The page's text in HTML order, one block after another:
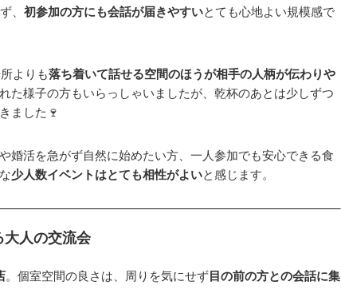
、 初参加の方にも会話が届きやすいとても心地よい規模感で
よりも落ち着いて話せる空間のほうが相手の人柄が伝わりや
た様子の方もいらっしゃいましたが、乾杯のあとは少しずつ
ました🍷
婚活を急がず自然に始めたい方、一人参加でも安心できる食
少人数イベントはとても相性がよいと感じます。
人の交流会
。個室空間の良さは、周りを気にせず目の前の方との会話に集